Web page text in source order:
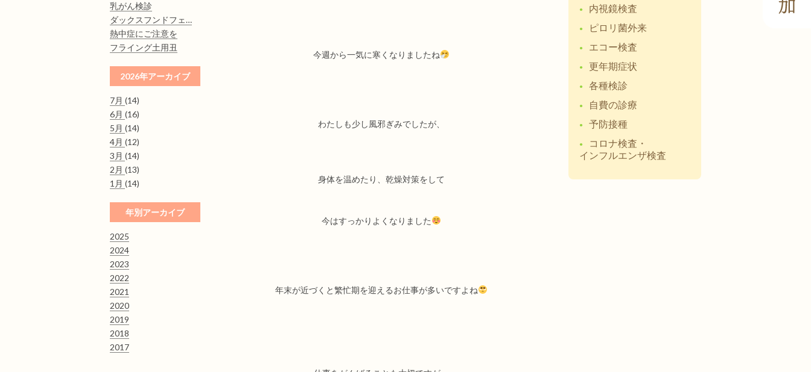
今週から一気に寒くなりましたね
わたしも少し風邪ぎみでしたが、
身体を温めたり、乾燥対策をして
今はすっかりよくなりました
年末が近づくと繁忙期を迎えるお仕事が多いですよね
乳がん検診
ダックスフンドフェ…
熱中症にご注意を
フライング土用丑
2026年アーカイブ
7月 (14)
6月 (16)
5月 (14)
4月 (12)
3月 (14)
2月 (13)
1月 (14)
年別アーカイブ
2025
2024
2023
2022
2021
2020
2019
2018
2017
内視鏡検査
ピロリ菌外来
エコー検査
更年期症状
各種検診
自費の診療
予防接種
コロナ検査・
インフルエンザ検査